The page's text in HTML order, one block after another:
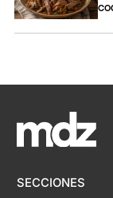
SECCIONES